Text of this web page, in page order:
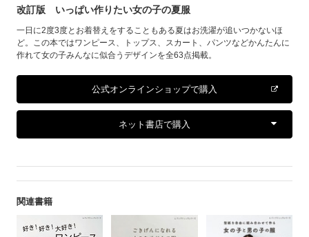
改訂版 いっぱい作りたい女の子の夏服
一日に2度3度とお着替えをすることもある夏はお洗濯が追いつかないほ
ど。この本ではワンピース、トップス、スカート、パンツなどかんたんに
作れて女の子みんなに似合うデザインを全63点掲載。
公式オンラインショップで購入
ネット書店で購入
関連書籍